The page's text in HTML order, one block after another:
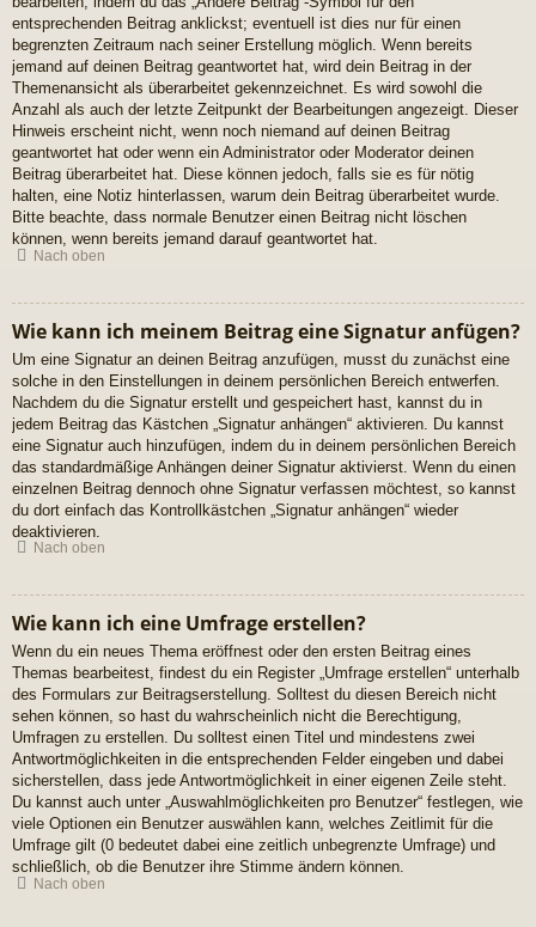
entsprechenden Beitrag anklickst; eventuell ist dies nur für einen
begrenzten Zeitraum nach seiner Erstellung möglich. Wenn bereits
jemand auf deinen Beitrag geantwortet hat, wird dein Beitrag in der
Themenansicht als überarbeitet gekennzeichnet. Es wird sowohl die
Anzahl als auch der letzte Zeitpunkt der Bearbeitungen angezeigt. Dieser
Hinweis erscheint nicht, wenn noch niemand auf deinen Beitrag
geantwortet hat oder wenn ein Administrator oder Moderator deinen
Beitrag überarbeitet hat. Diese können jedoch, falls sie es für nötig
halten, eine Notiz hinterlassen, warum dein Beitrag überarbeitet wurde.
Bitte beachte, dass normale Benutzer einen Beitrag nicht löschen
können, wenn bereits jemand darauf geantwortet hat.
Nach oben
Wie kann ich meinem Beitrag eine Signatur anfügen?
Um eine Signatur an deinen Beitrag anzufügen, musst du zunächst eine
solche in den Einstellungen in deinem persönlichen Bereich entwerfen.
Nachdem du die Signatur erstellt und gespeichert hast, kannst du in
jedem Beitrag das Kästchen „Signatur anhängen“ aktivieren. Du kannst
eine Signatur auch hinzufügen, indem du in deinem persönlichen Bereich
das standardmäßige Anhängen deiner Signatur aktivierst. Wenn du einen
einzelnen Beitrag dennoch ohne Signatur verfassen möchtest, so kannst
du dort einfach das Kontrollkästchen „Signatur anhängen“ wieder
deaktivieren.
Nach oben
Wie kann ich eine Umfrage erstellen?
Wenn du ein neues Thema eröffnest oder den ersten Beitrag eines
Themas bearbeitest, findest du ein Register „Umfrage erstellen“ unterhalb
des Formulars zur Beitragserstellung. Solltest du diesen Bereich nicht
sehen können, so hast du wahrscheinlich nicht die Berechtigung,
Umfragen zu erstellen. Du solltest einen Titel und mindestens zwei
Antwortmöglichkeiten in die entsprechenden Felder eingeben und dabei
sicherstellen, dass jede Antwortmöglichkeit in einer eigenen Zeile steht.
Du kannst auch unter „Auswahlmöglichkeiten pro Benutzer“ festlegen, wie
viele Optionen ein Benutzer auswählen kann, welches Zeitlimit für die
Umfrage gilt (0 bedeutet dabei eine zeitlich unbegrenzte Umfrage) und
schließlich, ob die Benutzer ihre Stimme ändern können.
Nach oben